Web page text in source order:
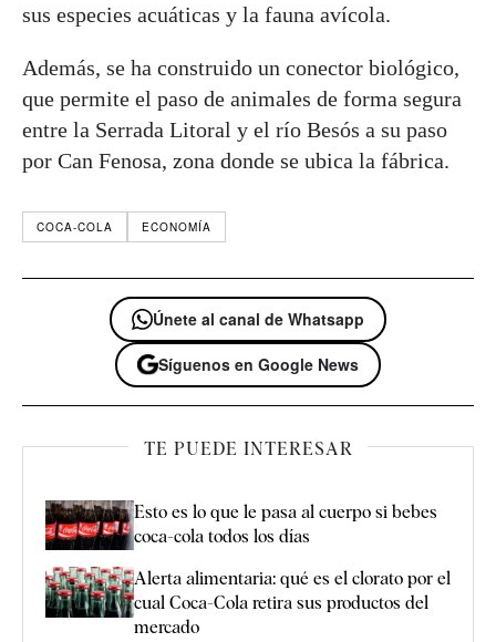
sus especies acuáticas y la fauna avícola.
Además, se ha construido un conector biológico,
que permite el paso de animales de forma segura
entre la Serrada Litoral y el río Besós a su paso
por Can Fenosa, zona donde se ubica la fábrica.
COCA-COLA ECONOMÍA
Únete al canal de Whatsapp
Síguenos en Google News
TE PUEDE INTERESAR
Esto es lo que le pasa al cuerpo si bebes
coca-cola todos los días
Alerta alimentaria: qué es el clorato por el
cual Coca-Cola retira sus productos del
mercado